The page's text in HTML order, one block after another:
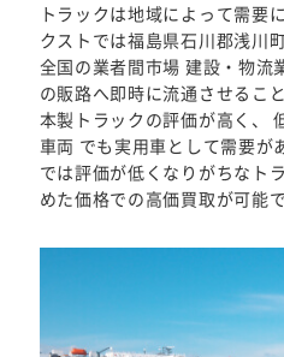
トラックは地域によって需要
クストでは福島県石川郡浅川
全国の業者間市場 建設・物流
の販路へ即時に流通させるこ
本製トラックの評価が高く、
車両 でも実用車として需要が
では評価が低くなりがちなト
めた価格での高価買取が可能で